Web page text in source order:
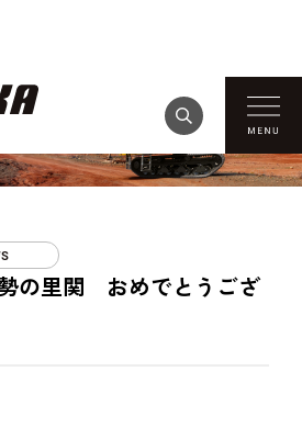
の里関 おめでとうござ